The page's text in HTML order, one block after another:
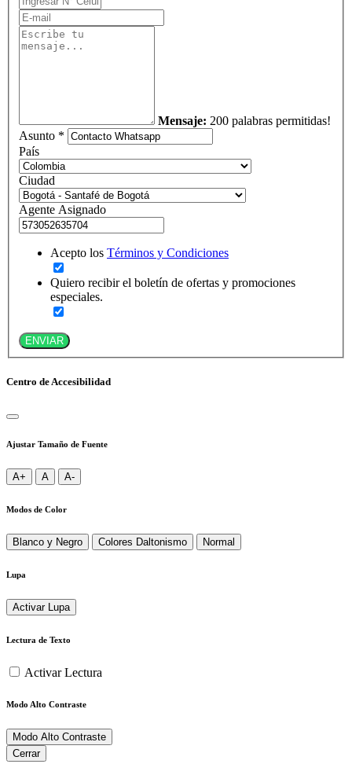
Mensaje: 200 palabras permitidas!
Asunto *
País
Ciudad
Agente Asignado
Acepto los Términos y Condiciones
Quiero recibir el boletín de ofertas y promociones
especiales.
ENVIAR
Centro de Accesibilidad
Ajustar Tamaño de Fuente
A+ A A-
Modos de Color
Blanco y Negro Colores Daltonismo Normal
Lupa
Activar Lupa
Lectura de Texto
Activar Lectura
Modo Alto Contraste
Modo Alto Contraste
Cerrar